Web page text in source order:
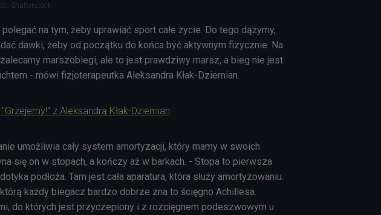
Shutterstock
polegać na tym, żeby uprawiać sport całe życie. Do tego dążymy,
dawki, żeby od początku do końca być aktywnym fizycznie. Na
marszobiegi, ale to jest prawdziwy marsz, a bieg nie jest
- mówi fizjoterapeutka Aleksandra Kłak-Dziemian.
z Aleksandrą Kłak-Dziemian
umożliwia cały system amortyzacji, który mamy w swoich
się on w stopach, a kończy aż w barkach. - Stopa to pierwsza
podłoża. Tam jest cała aparatura, która służy amortyzowaniu.
którą każdy biegacz bardzo dobrze zna to ścięgno Achillesa.
do których jest przyczepiony i z rozcięgnem podeszwowym u